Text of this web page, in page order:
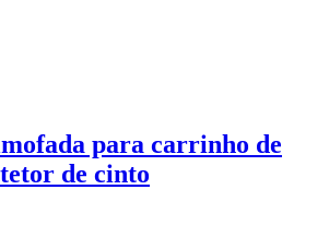
para carrinho de
de cinto